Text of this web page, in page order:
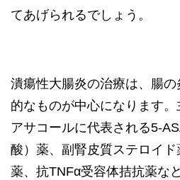
てあげられるでしょう。
潰瘍性大腸炎の治療は、腸
的なものが中心になります
アサコールに代表される5-
酸）薬、副腎皮質ステロイ
薬、抗TNFα受容体拮抗薬な